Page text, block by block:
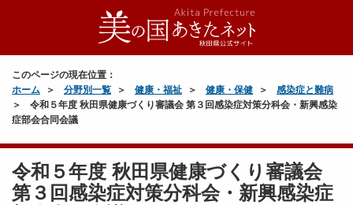
このページの現在位置：
ホーム
分野別一覧 健康・福祉 健康・保健
感染症と難病
令和５年度 秋田県健康づくり審議会 第３回感染症対策分科会・新興感染
症部会合同会議
令和５年度 秋田県健康づくり審議会
第３回感染症対策分科会・新興感染症